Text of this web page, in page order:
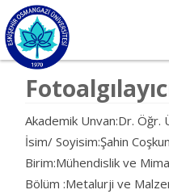
Akademik Unvan:Dr. Öğr.
İsim/ Soyisim:Şahin Coşkun
Birim:Mühendislik ve
Bölüm :Metalurji ve